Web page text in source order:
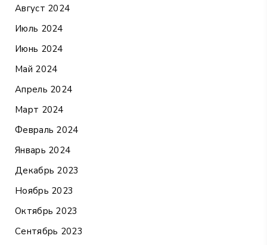
Август 2024
Июль 2024
Июнь 2024
Май 2024
Апрель 2024
Март 2024
Февраль 2024
Январь 2024
Декабрь 2023
Ноябрь 2023
Октябрь 2023
Сентябрь 2023